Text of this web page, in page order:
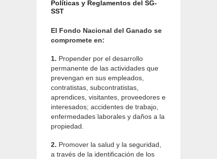
Políticas y Reglamentos del SG-
SST
El Fondo Nacional del Ganado se
compromete en:
1. Propender por el desarrollo
permanente de las actividades que
prevengan en sus empleados,
contratistas, subcontratistas,
aprendices, visitantes, proveedores e
interesados; accidentes de trabajo,
enfermedades laborales y daños a la
propiedad.
2. Promover la salud y la seguridad,
a través de la identificación de los